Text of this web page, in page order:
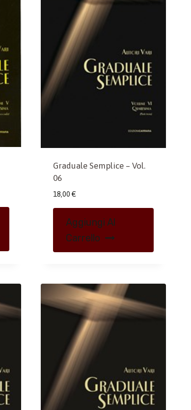
Graduale Semplice – Vol.
06
18,00 €
Aggiungi Al
Carrello